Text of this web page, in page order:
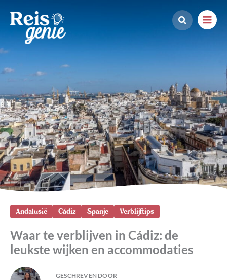
naar
inhoud
Andalusië Cádiz Spanje Verblijftips
Waar te verblijven in Cádiz: de
leukste wijken en accommodaties
GESCHREVEN DOOR